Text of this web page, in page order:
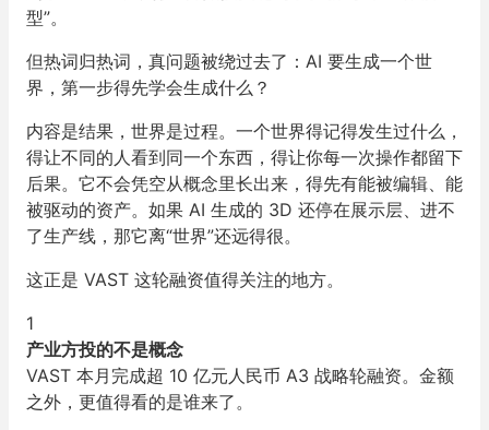
型”。
但热词归热词，真问题被绕过去了：AI 要生成一个世
界，第一步得先学会生成什么？
内容是结果，世界是过程。一个世界得记得发生过什么，
得让不同的人看到同一个东西，得让你每一次操作都留下
后果。它不会凭空从概念里长出来，得先有能被编辑、能
被驱动的资产。如果 AI 生成的 3D 还停在展示层、进不
了生产线，那它离“世界”还远得很。
这正是 VAST 这轮融资值得关注的地方。
1
产业方投的不是概念
VAST 本月完成超 10 亿元人民币 A3 战略轮融资。金额
之外，更值得看的是谁来了。